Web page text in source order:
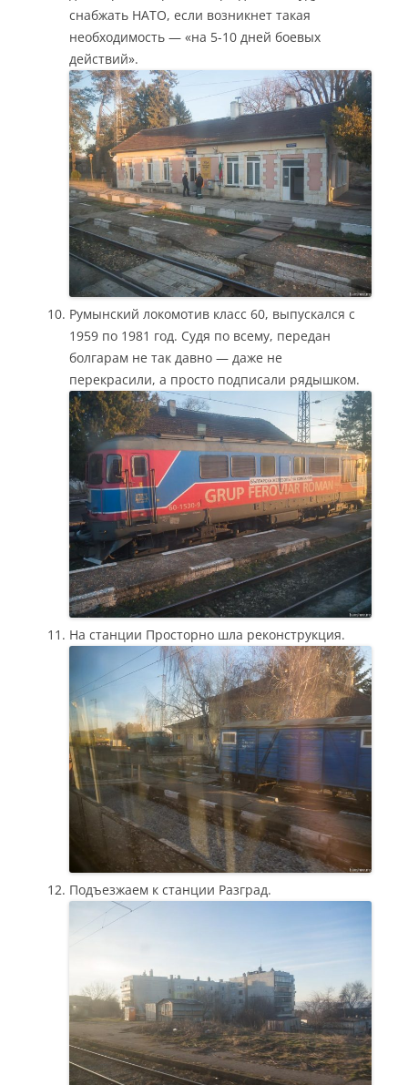
снабжать НАТО, если возникнет такая
необходимость — «на 5-10 дней боевых
действий».
Румынский локомотив класс 60, выпускался с
1959 по 1981 год. Судя по всему, передан
болгарам не так давно — даже не
перекрасили, а просто подписали рядышком.
На станции Просторно шла реконструкция.
Подъезжаем к станции Разград.